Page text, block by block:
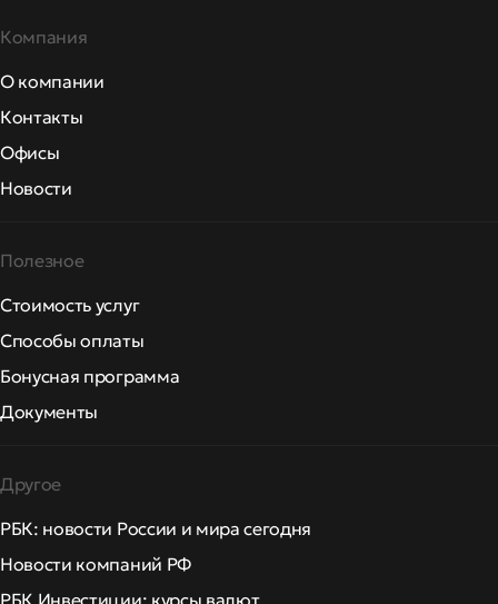
Компания
О компании
Контакты
Офисы
Новости
Полезное
Стоимость услуг
Способы оплаты
Бонусная программа
Документы
Другое
РБК: новости России и мира сегодня
Новости компаний РФ
РБК Инвестиции: курсы валют